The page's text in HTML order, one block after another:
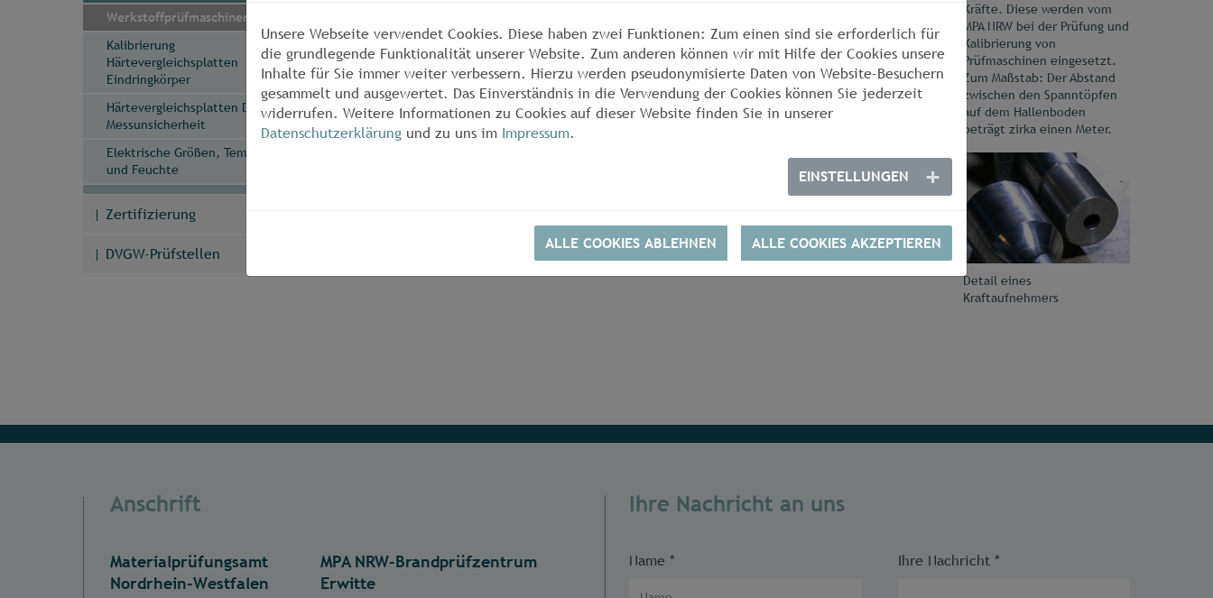
Werkstoffprüfmaschinen
Kalibrierung
Härtevergleichsplatten
Eindringkörper
Härtevergleichsplatten Dateiabruf
Messunsicherheit
Elektrische Größen, Temperatur
und Feuchte
Zertifizierung
DVGW-Prüfstellen
Überwachungsverträgen oder Einzelverträgen. Einstell- und kleinere Justagearbeiten
werden als Bestandteil einer Prüfung angesehen und daher nicht gesondert berechnet.
Die ausgestellten Zeugnisse und Kalibrierscheine gelten uneingeschränkt als Nachweis
der von den einschlägigen Normen des Qualitätsmanagements DIN EN ISO 9000ff und
DIN EN ISO/IEC 17025 geforderten Prüfmittelüberwachung.
Kräfte. Diese werden vom
MPA NRW bei der Prüfung und
Kalibrierung von
Prüfmaschinen eingesetzt.
Zum Maßstab: Der Abstand
zwischen den Spanntöpfen
auf dem Hallenboden
beträgt zirka einen Meter.
Detail eines
Kraftaufnehmers
Anschrift
Materialprüfungsamt
Nordrhein-Westfalen
MPA NRW-Brandprüfzentrum
Erwitte
Ihre Nachricht an uns
Name * Ihre Nachricht *
Unsere Webseite verwendet Cookies. Diese haben zwei Funktionen: Zum einen sind sie erforderlich für
die grundlegende Funktionalität unserer Website. Zum anderen können wir mit Hilfe der Cookies unsere
Inhalte für Sie immer weiter verbessern. Hierzu werden pseudonymisierte Daten von Website-Besuchern
gesammelt und ausgewertet. Das Einverständnis in die Verwendung der Cookies können Sie jederzeit
widerrufen. Weitere Informationen zu Cookies auf dieser Website finden Sie in unserer
Datenschutzerklärung und zu uns im Impressum.
EINSTELLUNGEN
ALLE COOKIES ABLEHNEN ALLE COOKIES AKZEPTIEREN